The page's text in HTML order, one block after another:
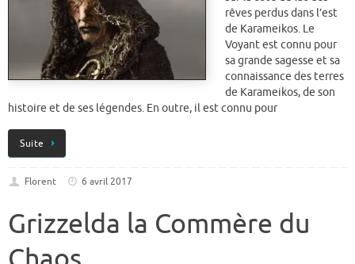
rêves perdus dans l’est
de Karameikos. Le
Voyant est connu pour
sa grande sagesse et sa
connaissance des terres
de Karameikos, de son
histoire et de ses légendes. En outre, il est connu pour
Suite
Florent 6 avril 2017
Grizzelda la Commère du